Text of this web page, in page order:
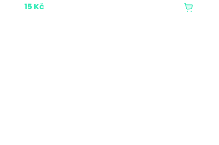
15 Kč